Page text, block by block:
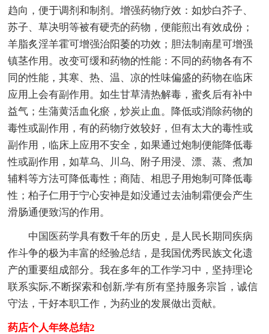
趋向，便于调剂和制剂。增强药物疗效：如炒白芥子、
苏子、草决明等被有硬壳的药物，便能煎出有效成份；
羊脂炙淫羊霍可增强治阳萎的功效；胆法制南星可增强
镇茎作用。改变可缓和药物的性能：不同的药物各有不
同的性能，其寒、热、温、凉的性味偏盛的药物在临床
应用上会有副作用。如生甘草清热解毒，蜜炙后有补中
益气；生蒲黄活血化瘀，炒炭止血。降低或消除药物的
毒性或副作用，有的药物疗效较好，但有太大的毒性或
副作用，临床上应用不安全，如果通过炮制便能降低毒
性或副作用，如草乌、川乌、附子用浸、漂、蒸、煮加
辅料等方法可降低毒性；商陆、相思子用炮制可降低毒
性；柏子仁用于宁心安神是如没通过去油制霜便会产生
滑肠通便致泻的作用。
中国医药学具有数千年的历史，是人民长期同疾病
作斗争的极为丰富的经验总结，是我国优秀民族文化遗
产的重要组成部分。我在多年的工作学习中，坚持理论
联系实际,不断探索和创新,学有所有坚持服务宗旨，诚信
守法，干好本职工作，为药业的发展做出贡献。
药店个人年终总结2